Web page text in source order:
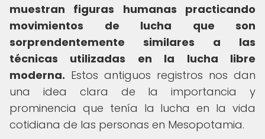
muestran figuras humanas practicando
movimientos de lucha que son
sorprendentemente similares a las
técnicas utilizadas en la lucha libre
moderna. Estos antiguos registros nos dan
una idea clara de la importancia y
prominencia que tenía la lucha en la vida
cotidiana de las personas en Mesopotamia.